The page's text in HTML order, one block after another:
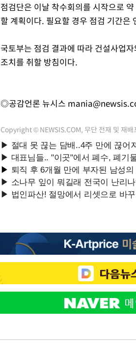
점검단은 이날 착수회의를 시작으로
할 계획이다. 필요할 경우 점검 기간은
국토부는 점검 결과에 따라 건설사업
조치를 취할 방침이다.
◎공감언론 뉴시스
Copyright © NEWSIS.COM, 무단 전재 및 재배